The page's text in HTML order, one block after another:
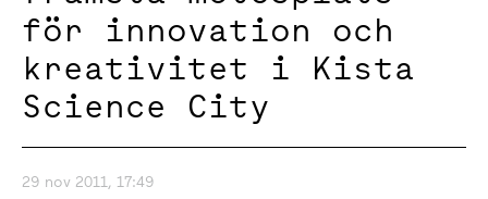
för innovation och
kreativitet i Kista
Science City
29 nov 2011, 17:49